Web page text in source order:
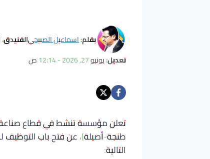
بقلم:اسماعيل الصبيحي
تعديل:يونيو 27, 2026 - 12:14 ص
تعلن مؤسسة تنشط في قطاع صناعة
التالية: